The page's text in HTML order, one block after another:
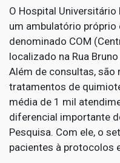
O Hospital
um ambulatório próprio
denominado COM
localizado na Rua
Além de consultas, são
tratamentos de
média de 1 mil
diferencial importante
Pesquisa. Com ele, o
pacientes à protocolos